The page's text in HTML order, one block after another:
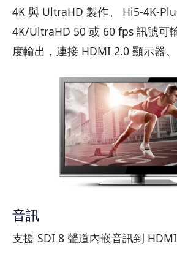
4K 與 UltraHD 製作。 Hi5-4K-
4K/UltraHD 50 或 60 fps 訊號可
度輸出，連接 HDMI 2.0 顯示器。
音訊
支援 SDI 8 聲道內嵌音訊到 HDMI